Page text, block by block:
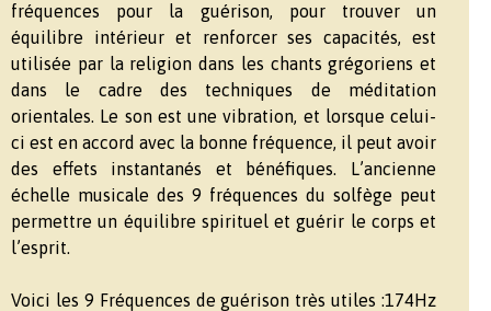
fréquences pour la guérison, pour trouver un
équilibre intérieur et renforcer ses capacités, est
utilisée par la religion dans les chants grégoriens et
dans le cadre des techniques de méditation
orientales. Le son est une vibration, et lorsque celui-
ci est en accord avec la bonne fréquence, il peut avoir
des effets instantanés et bénéfiques. L’ancienne
échelle musicale des 9 fréquences du solfège peut
permettre un équilibre spirituel et guérir le corps et
l’esprit.
Voici les 9 Fréquences de guérison très utiles :174Hz